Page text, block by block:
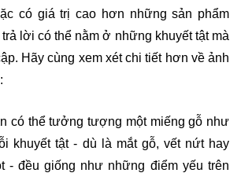
có giá trị cao hơn những sản phẩm
lời có thể nằm ở những khuyết tật mà
Hãy cùng xem xét chi tiết hơn về ảnh
có thể tưởng tượng một miếng gỗ như
khuyết tật - dù là mắt gỗ, vết nứt hay
- đều giống như những điểm yếu trên